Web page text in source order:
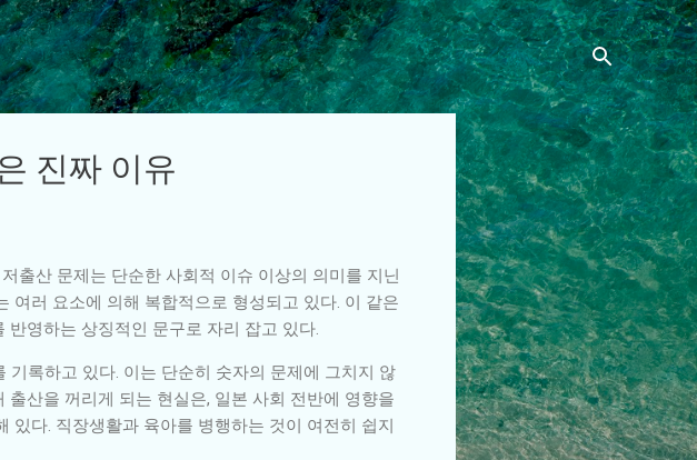
뛰기
진짜 이유
출산 문제는 단순한 사회적 이슈 이상의 의미를 지닌
여러 요소에 의해 복합적으로 형성되고 있다. 이 같은
반영하는 상징적인 문구로 자리 잡고 있다.
기록하고 있다. 이는 단순히 숫자의 문제에 그치지 않
산을 꺼리게 되는 현실은, 일본 사회 전반에 영향을
있다. 직장생활과 육아를 병행하는 것이 여전히 쉽지